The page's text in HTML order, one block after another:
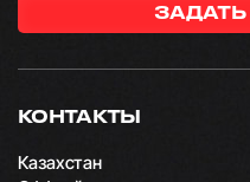
КОНТАКТЫ
Казахстан